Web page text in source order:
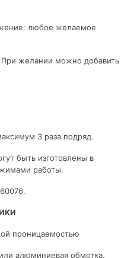
любое желаемое
желании можно добавить
3 раза подряд.
быть изготовлены в
работы.
проницаемостью
алюминиевая обмотка.